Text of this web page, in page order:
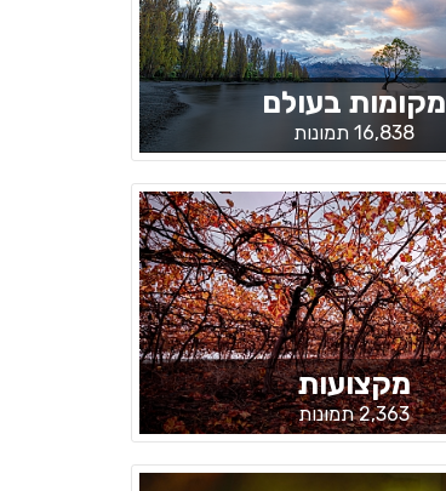
מקומות בעולם
16,838 תמונות
מקצועות
2,363 תמונות